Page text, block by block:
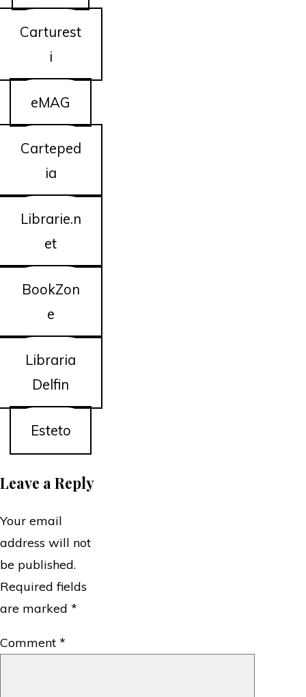
Carturest
i
eMAG
Carteped
ia
Librarie.n
et
BookZon
e
Libraria
Delfin
Esteto
Leave a Reply
Your email
address will not
be published.
Required fields
are marked *
Comment *